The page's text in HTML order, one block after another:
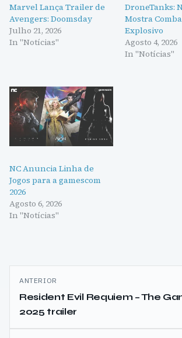
Marvel Lança Trailer de
Avengers: Doomsday
Julho 21, 2026
In "Notícias"
DroneTanks:
Mostra
Explosivo
Agosto 4, 2026
In "Notícias"
NC Anuncia Linha de
Jogos para a gamescom
2026
Agosto 6, 2026
In "Notícias"
Navegação
de
artigos
ANTERIOR
Resident Evil Requiem – The
2025 trailer